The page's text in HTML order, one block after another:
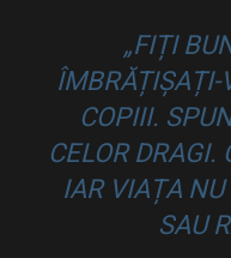
„FIȚI
ÎMBRĂȚIȘAȚI-
COPIII.
CELOR DRAGI.
IAR VIAȚA
SAU